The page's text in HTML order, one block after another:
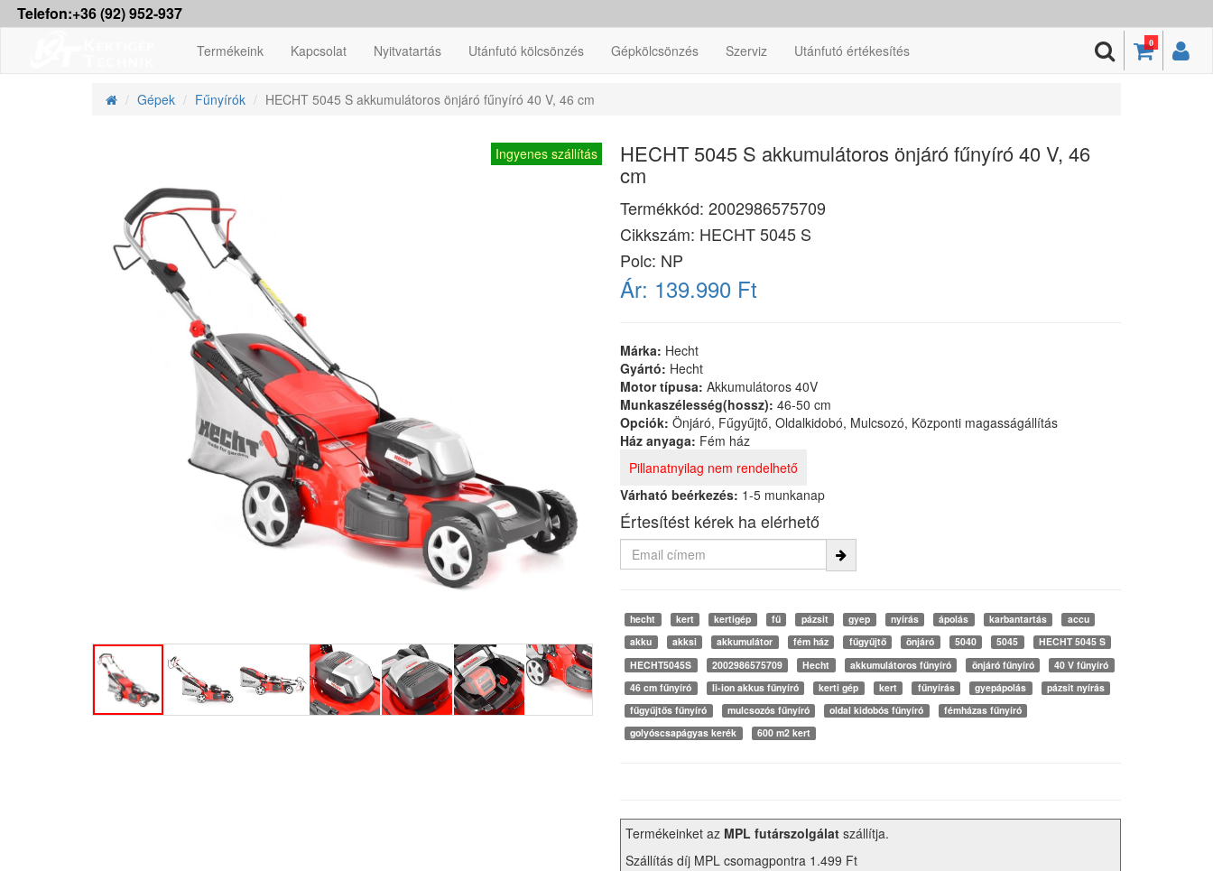
Telefon:+36 (92) 952-937
0
Termékeink Kapcsolat Nyitvatartás Utánfutó kölcsönzés Gépkölcsönzés Szerviz Utánfutó értékesítés
Gépek Fűnyírók HECHT 5045 S akkumulátoros önjáró fűnyíró 40 V, 46 cm
Ingyenes szállítás HECHT 5045 S akkumulátoros önjáró fűnyíró 40 V, 46
cm
Termékkód: 2002986575709
Cikkszám: HECHT 5045 S
Polc: NP
Ár: 139.990 Ft
Márka: Hecht
Gyártó: Hecht
Motor típusa: Akkumulátoros 40V
Munkaszélesség(hossz): 46-50 cm
Opciók: Önjáró, Fűgyűjtő, Oldalkidobó, Mulcsozó, Központi magasságállítás
Ház anyaga: Fém ház
Pillanatnyilag nem rendelhető
Várható beérkezés: 1-5 munkanap
Értesítést kérek ha elérhető
hecht kert kertigép fű pázsit gyep nyírás ápolás karbantartás
accu
akku
akksi akkumulátor fém ház fűgyűjtő önjáró 5040 5045
HECHT 5045 S
HECHT5045S
2002986575709 Hecht akkumulátoros fűnyíró önjáró fűnyíró
40 V fűnyíró
46 cm fűnyíró
li-ion akkus fűnyíró kerti gép kert fűnyírás gyepápolás
pázsit nyírás
fűgyűjtős fűnyíró
mulcsozós fűnyíró oldal kidobós fűnyíró
fémházas fűnyíró
golyóscsapágyas kerék
600 m2 kert
Termékeinket az MPL futárszolgálat szállítja.
Szállítás díj MPL csomagpontra 1.499 Ft